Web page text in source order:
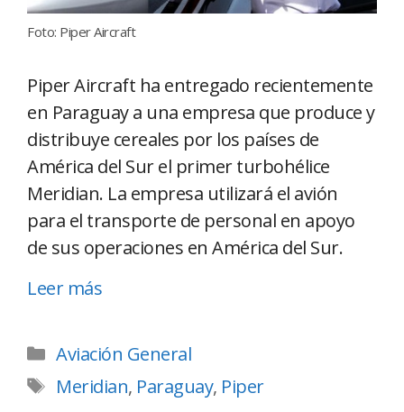
Foto: Piper Aircraft
PiperAircraft ha entregado recientemente
en Paraguay a una empresa que produce y
distribuye cereales por los países de
América del Sur el primer turbohélice
Meridian. La empresa utilizará el avión
para el transporte de personal en apoyo
de sus operaciones en América del Sur.
Leer más
Aviación General
Meridian, Paraguay, Piper